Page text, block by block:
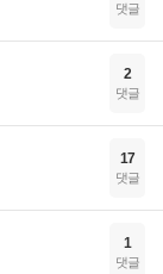
댓글
2
댓글
17
댓글
1
댓글